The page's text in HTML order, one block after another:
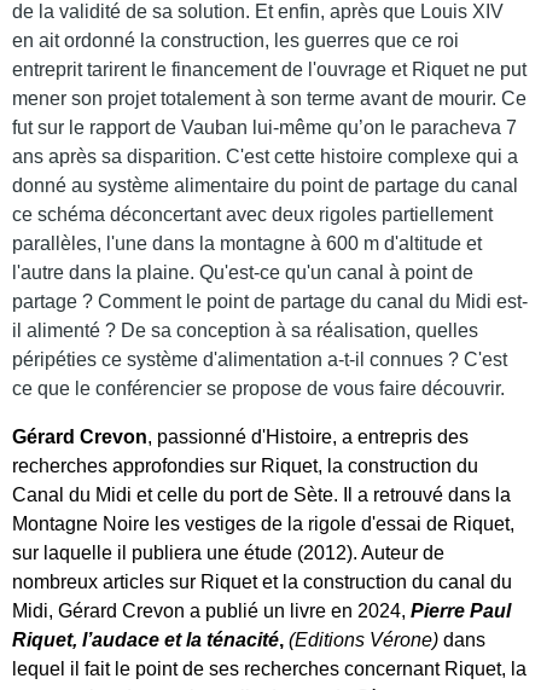
de la validité de sa solution. Et enfin, après que Louis XIV
en ait ordonné la construction, les guerres que ce roi
entreprit tarirent le financement de l'ouvrage et Riquet ne put
mener son projet totalement à son terme avant de mourir. Ce
fut sur le rapport de Vauban lui-même qu’on le paracheva 7
ans après sa disparition. C'est cette histoire complexe qui a
donné au système alimentaire du point de partage du canal
ce schéma déconcertant avec deux rigoles partiellement
parallèles, l'une dans la montagne à 600 m d'altitude et
l'autre dans la plaine. Qu'est-ce qu'un canal à point de
partage ? Comment le point de partage du canal du Midi est-
il alimenté ? De sa conception à sa réalisation, quelles
péripéties ce système d'alimentation a-t-il connues ? C'est
ce que le conférencier se propose de vous faire découvrir.
Gérard Crevon, passionné d'Histoire, a entrepris des
recherches approfondies sur Riquet, la construction du
Canal du Midi et celle du port de Sète. Il a retrouvé dans la
Montagne Noire les vestiges de la rigole d'essai de Riquet,
sur laquelle il publiera une étude (2012). Auteur de
nombreux articles sur Riquet et la construction du canal du
Midi, Gérard Crevon a publié un livre en 2024, Pierre Paul
Riquet, l’audace et la ténacité, (Editions Vérone) dans
lequel il fait le point de ses recherches concernant Riquet, la